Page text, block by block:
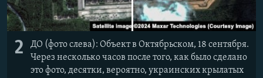
2
ДО (фото слева): Объект в Октябрьском, 18 сентября.
Через несколько часов после того, как было сделано
это фото, десятки, вероятно, украинских крылатых